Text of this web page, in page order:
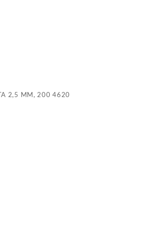
2,5 MM, 200 4620